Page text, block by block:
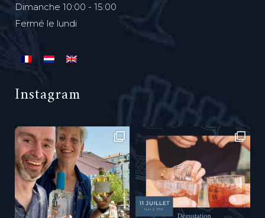
Dimanche 10:00 - 15:00
Fermé le lundi
Instagram